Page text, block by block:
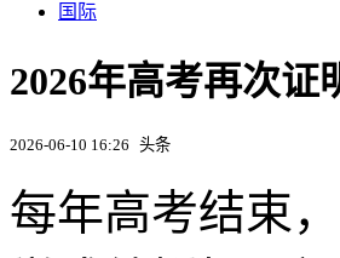
国际
2026年高考再次
2026-06-10 16:26 头条
每年高考结束